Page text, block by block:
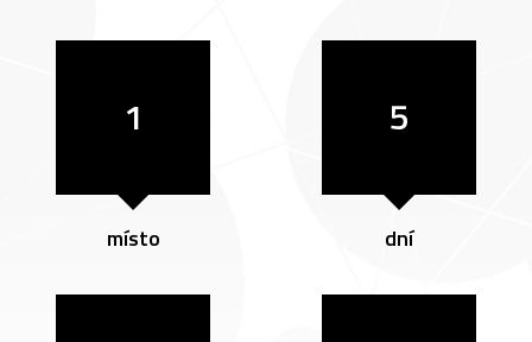
1
místo
5
dní